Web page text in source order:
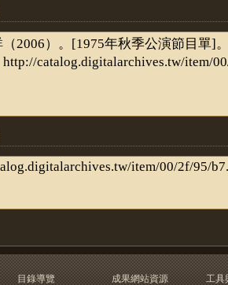
目錄導覽
成果網站資源
工具